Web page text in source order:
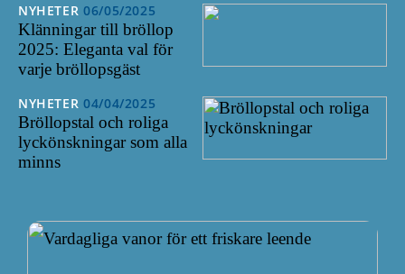
NYHETER 06/05/2025
Klänningar till bröllop
2025: Eleganta val för
varje bröllopsgäst
NYHETER 04/04/2025
Bröllopstal och roliga
lyckönskningar som alla
minns